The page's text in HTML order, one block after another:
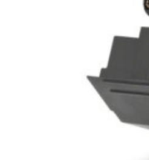
8,199грн.
Переглянути всі
Vacuums and Mops